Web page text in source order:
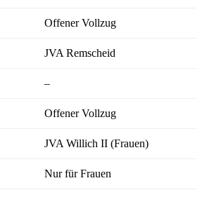
Offener Vollzug
JVA Remscheid
–
Offener Vollzug
JVA Willich II (Frauen)
Nur für Frauen